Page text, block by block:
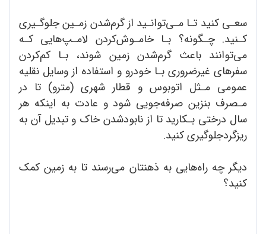
سعـی کنید تـا مـی‌توانـید از گرم‌شدن زمـین جلوگـیری
کـنید. چـگونه؟ بـا خامـوش‌کردن لامـپ‌هایی کـه
می‌توانند باعث گرم‌شدن زمین شوند، بـا کم‌کردن
سفرهای غیرضروری بـا خودرو و استفاده از وسایل نقلیه
عمومی مـثل اتوبوس و قطار شهری (مترو) تا در
مـصرف بنزین صرفه‌جویی شود و عادت به اینکه هر
سال درختی بـکارید تا از نابودشدن خاک و تبدیل آن به
ریزگردجلوگیری کنید.
دیگر چه راه‌هایی به ذهنتان می‌رسند تا به زمین کمک
کنید؟